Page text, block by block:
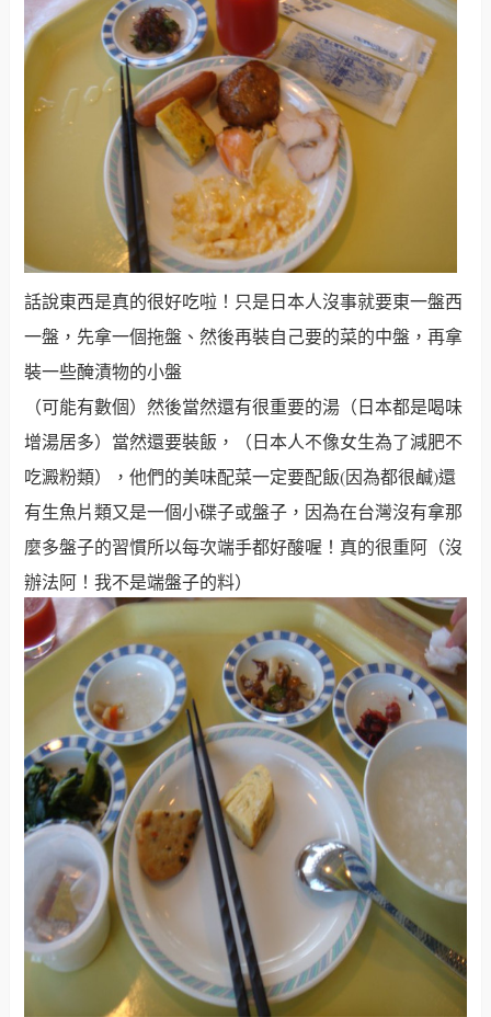
話說東西是真的很好吃啦！只是日本人沒事就要東一盤西
一盤，先拿一個拖盤、然後再裝自己要的菜的中盤，再拿
裝一些醃漬物的小盤
（可能有數個）然後當然還有很重要的湯（日本都是喝味
增湯居多）當然還要裝飯，（日本人不像女生為了減肥不
吃澱粉類），他們的美味配菜一定要配飯(因為都很鹹)還
有生魚片類又是一個小碟子或盤子，因為在台灣沒有拿那
麼多盤子的習慣所以每次端手都好酸喔！真的很重阿（沒
辦法阿！我不是端盤子的料）